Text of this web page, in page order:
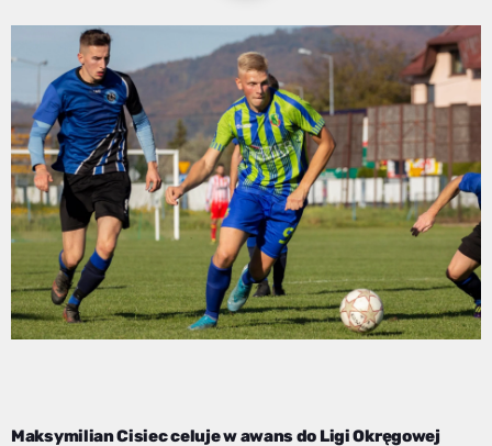
Maksymilian Cisiec celuje w awans do Ligi Okręgowej